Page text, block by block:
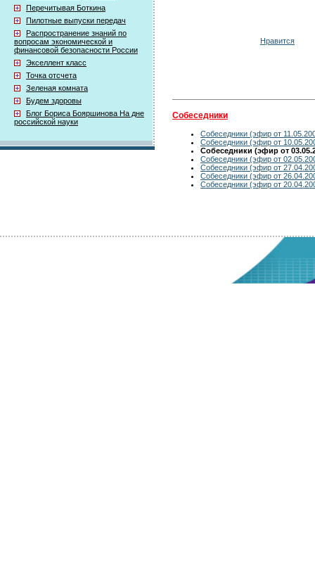
Перечитывая Боткина
Пилотные выпуски передач
Распространение знаний по
вопросам экономической и
финансовой безопасности России
Экселлент класс
Точка отсчета
Зеленая комната
Будем здоровы
Блог Бориса Бояршинова На дне
российской науки
Нравится
Собеседники
Собеседники (эфир от
Собеседники (эфир от
Собеседники (эфир от
Собеседники (эфир от
Собеседники (эфир от
Собеседники (эфир от
Собеседники (эфир от